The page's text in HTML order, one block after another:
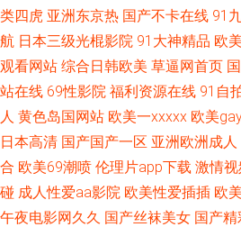
视频在线网站 91熟妇 成人伊人电影 久草网
堂 在线99超碰 变态另类欧美 国产精品日日
级网做爱 福利淫导航 美女人人肏 中文AV在
激情诱惑网站 欧美淫乱一二三区 日韩无码第
人 福利社老司机91 女人的天堂网 日韩成性
类四虎 亚洲东京热 国产不卡在线 91
航 日本三级光棍影院 91大神精品 欧
观看网站 综合日韩欧美 草逼网首页
站在线 69性影院 福利资源在线 91自
人 黄色岛国网站 欧美一xxxxx 欧美
日本高清 国产国产一区 亚洲欧洲成人
合 欧美69潮喷 伦理片app下载 激情
碰 成人性爱aa影院 欧美性爱插插 欧
午夜电影网久久 国产丝袜美女 国产精